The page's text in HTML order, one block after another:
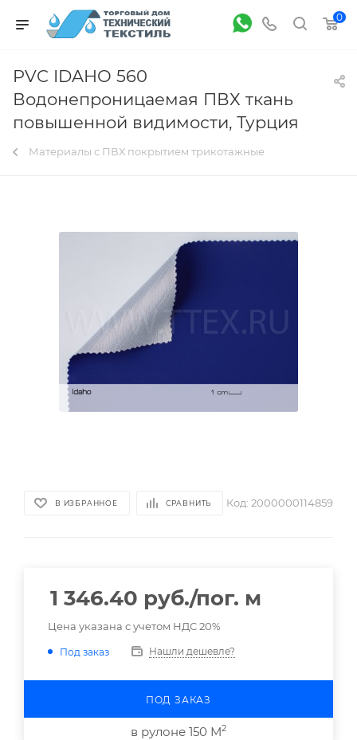
0
PVC IDAHO 560
Водонепроницаемая ПВХ ткань
повышенной видимости, Турция
Материалы с ПВХ покрытием трикотажные
В ИЗБРАННОЕ СРАВНИТЬ Код: 2000000114859
1 346.40 руб./пог. м
Цена указана с учетом НДС 20%
Под заказ Нашли дешевле?
ПОД ЗАКАЗ
в рулоне 150 М2